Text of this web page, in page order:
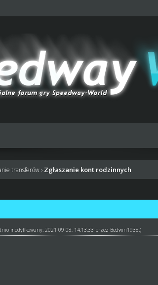
transferów › Zgłaszanie kont rodzinnych
modyfikowany: 2021-09-08, 14:13:33 przez Bedwin1938.)